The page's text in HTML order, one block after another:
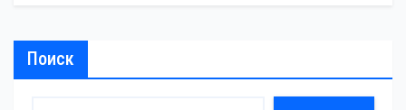
Поиск